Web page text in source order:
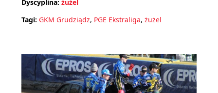
Dyscyplina: żużel
Tagi: GKM Grudziądz, PGE Ekstraliga, żużel